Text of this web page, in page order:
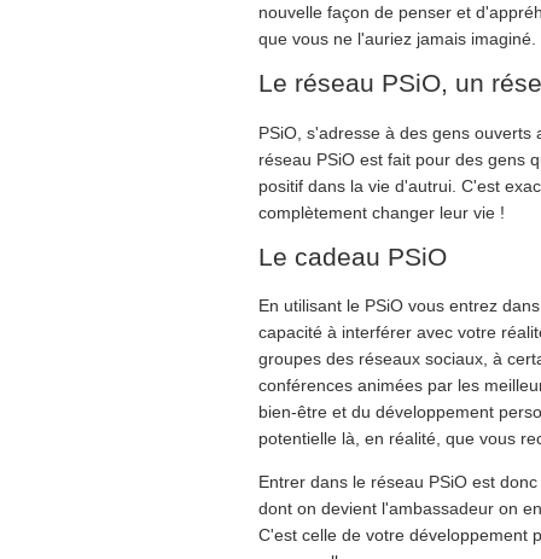
nouvelle façon de penser et
que vous ne l'auriez jamais
Le réseau PSiO, un
PSiO, s'adresse à des gens
réseau PSiO est fait pour des gens
positif dans la vie d'autrui. C'est
complètement changer leur vie !
Le cadeau PSiO
En utilisant le PSiO vous entrez
capacité à interférer avec votre
groupes des réseaux sociaux, à
conférences animées par les
bien-être et du développement
potentielle là, en réalité, que vous
Entrer dans le réseau PSiO est
dont on devient l'ambassadeur on
C'est celle de votre développement